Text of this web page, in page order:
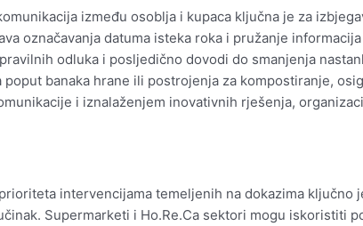
između osoblja i kupaca ključna je za
označavanja datuma isteka roka i pružanje
odluka i posljedično dovodi do smanjenja
banaka hrane ili postrojenja za kompostiranje,
i iznalaženjem inovativnih rješenja,
intervencijama temeljenih na dokazima
Supermarketi i Ho.Re.Ca sektori mogu iskoristiti